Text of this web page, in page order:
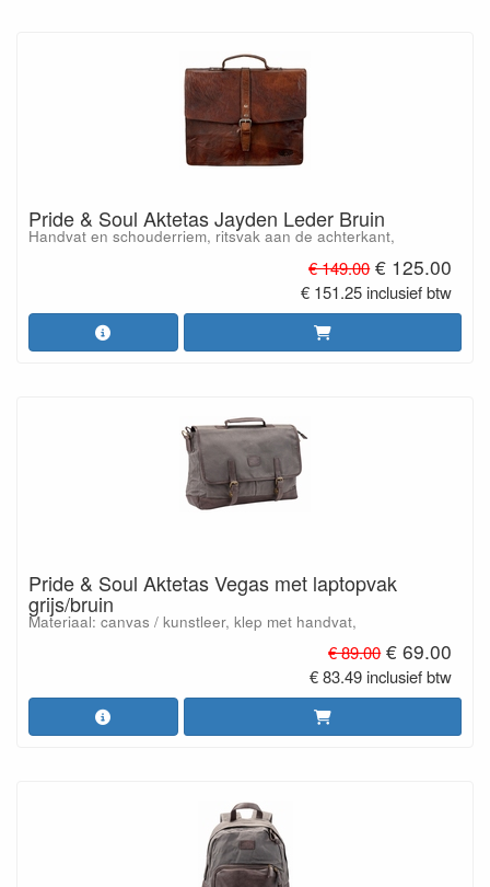
Pride & Soul Aktetas Jayden Leder Bruin
Handvat en schouderriem, ritsvak aan de achterkant,
€ 149.00 € 125.00
€ 151.25 inclusief btw
Pride & Soul Aktetas Vegas met laptopvak
grijs/bruin
Materiaal: canvas / kunstleer, klep met handvat,
€ 89.00 € 69.00
€ 83.49 inclusief btw